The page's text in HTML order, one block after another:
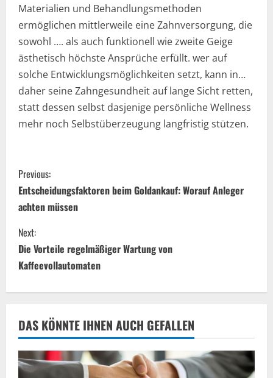
Materialien und Behandlungsmethoden
ermöglichen mittlerweile eine Zahnversorgung, die
sowohl …. als auch funktionell wie zweite Geige
ästhetisch höchste Ansprüche erfüllt. wer auf
solche Entwicklungsmöglichkeiten setzt, kann in…
daher seine Zahngesundheit auf lange Sicht retten,
statt dessen selbst dasjenige persönliche Wellness
mehr noch Selbstüberzeugung langfristig stützen.
C
o
n
t
i
n
u
e
Previous:
Entscheidungsfaktoren beim Goldankauf: Worauf Anleger
achten müssen
Next:
Die Vorteile regelmäßiger Wartung von
Kaffeevollautomaten
DAS KÖNNTE IHNEN AUCH GEFALLEN